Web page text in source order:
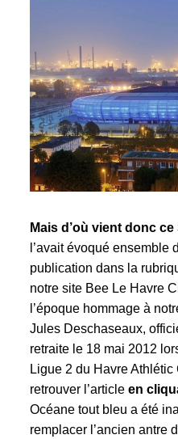
Mais d’où vient donc
l’avait évoqué ensemble
publication dans la
notre site Bee Le Havre
l’époque hommage à
Jules Deschaseaux,
retraite le 18 mai 2012
Ligue 2 du Havre
retrouver l’articleen
Océane tout bleu a été
remplacer l’ancien antre